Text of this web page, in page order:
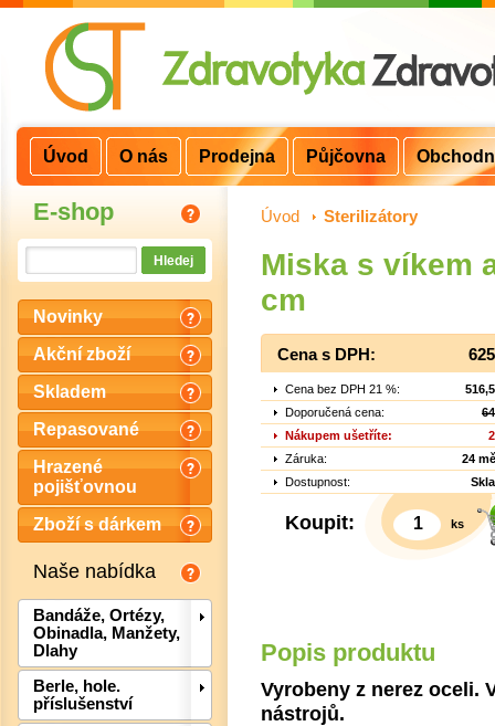
E-shop
Novinky
Akční zboží
Skladem
Repasované
Hrazené
pojišťovnou
Zboží s dárkem
Naše nabídka
Bandáže, Ortézy,
Obinadla, Manžety,
Dlahy
Berle, hole.
příslušenství
Úvod > Sterilizátory
Miska s víkem
cm
Cena s DPH:
Cena bez DPH 21 %:
Doporučená cena:
Nákupem ušetříte:
Záruka:
24
Dostupnost:
Koupit: ks
Popis produktu
Vyrobeny z nerez oceli.
nástrojů.
Úvod O nás Prodejna Půjčovna